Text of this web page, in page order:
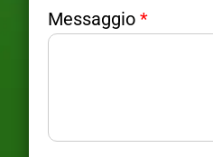
Messaggio *